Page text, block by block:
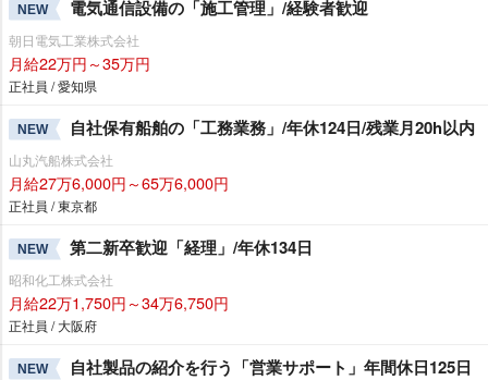
NEW 電気通信設備の「施工管理」/経験者歓迎
朝日電気工業株式会社
月給22万円～35万円
正社員 / 愛知県
NEW 自社保有船舶の「工務業務」/年休124日/残業月20h以内
山丸汽船株式会社
月給27万6,000円～65万6,000円
正社員 / 東京都
NEW 第二新卒歓迎「経理」/年休134日
昭和化工株式会社
月給22万1,750円～34万6,750円
正社員 / 大阪府
NEW 自社製品の紹介を行う「営業サポート」年間休日125日